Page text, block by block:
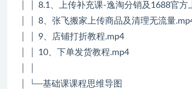
│ │ 8.1、上传补充课-逸淘分销及1688官方
│ │ 8、张飞搬家上传商品及清理无流量
│ │ 9、店铺打折教程.mp4
│ │ 10、下单发货教程.mp4
│ └─基础课课程思维导图